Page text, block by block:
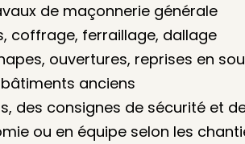
de maçonnerie générale
coffrage, ferraillage, dallage
ouvertures, reprises en
anciens
des consignes de sécurité et
ou en équipe selon les